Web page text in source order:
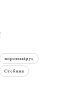
коронавірус
Стебник